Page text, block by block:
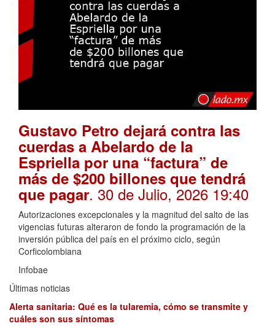
Gustavo Petro dejará contra las
cuerdas a Abelardo de la
Espriella por una “factura” de
más de $200 billones que tendrá
que pagar. 30 de Julio, 2026 19:40
Autorizaciones excepcionales y la magnitud del salto de las
vigencias futuras alteraron de fondo la programación de la
inversión pública del país en el próximo ciclo, según
Corficolombiana
Infobae
Últimas noticias
Alerta sanitaria: Qué es la tularemia, cómo se transmite y
cuáles son sus síntomas